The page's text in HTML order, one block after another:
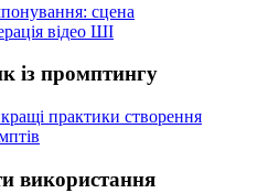
сцена
відео ШІ
із промптингу
практики створення
використання